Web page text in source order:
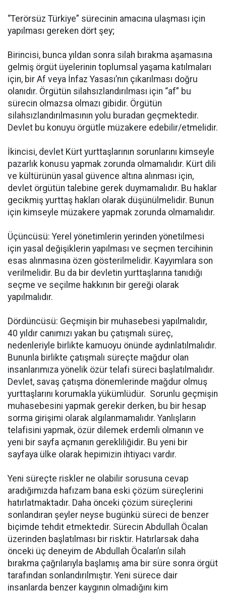
“Terörsüz Türkiye” sürecinin amacına ulaşması için
yapılması gereken dört şey;
Birincisi, bunca yıldan sonra silah bırakma aşamasına
gelmiş örgüt üyelerinin toplumsal yaşama katılmaları
için, bir Af veya İnfaz Yasası’nın çıkarılması doğru
olanıdır. Örgütün silahsızlandırılması için “af” bu
sürecin olmazsa olmazı gibidir. Örgütün
silahsızlandırılmasının yolu buradan geçmektedir.
Devlet bu konuyu örgütle müzakere edebilir/etmelidir.
İkincisi, devlet Kürt yurttaşlarının sorunlarını kimseyle
pazarlık konusu yapmak zorunda olmamalıdır. Kürt dili
ve kültürünün yasal güvence altına alınması için,
devlet örgütün talebine gerek duymamalıdır. Bu haklar
gecikmiş yurttaş hakları olarak düşünülmelidir. Bunun
için kimseyle müzakere yapmak zorunda olmamalıdır.
Üçüncüsü: Yerel yönetimlerin yerinden yönetilmesi
için yasal değişiklerin yapılması ve seçmen tercihinin
esas alınmasına özen gösterilmelidir. Kayyımlara son
verilmelidir. Bu da bir devletin yurttaşlarına tanıdığı
seçme ve seçilme hakkının bir gereği olarak
yapılmalıdır.
Dördüncüsü: Geçmişin bir muhasebesi yapılmalıdır,
40 yıldır canımızı yakan bu çatışmalı süreç,
nedenleriyle birlikte kamuoyu önünde aydınlatılmalıdır.
Bununla birlikte çatışmalı süreçte mağdur olan
insanlarımıza yönelik özür telafi süreci başlatılmalıdır.
Devlet, savaş çatışma dönemlerinde mağdur olmuş
yurttaşlarını korumakla yükümlüdür. Sorunlu geçmişin
muhasebesini yapmak gerekir derken, bu bir hesap
sorma girişimi olarak algılanmamalıdır. Yanlışların
telafisini yapmak, özür dilemek erdemli olmanın ve
yeni bir sayfa açmanın gerekliliğidir. Bu yeni bir
sayfaya ülke olarak hepimizin ihtiyacı vardır.
Yeni süreçte riskler ne olabilir sorusuna cevap
aradığımızda hafızam bana eski çözüm süreçlerini
hatırlatmaktadır. Daha önceki çözüm süreçlerini
sonlandıran şeyler neyse bugünkü süreci de benzer
biçimde tehdit etmektedir. Sürecin Abdullah Öcalan
üzerinden başlatılması bir risktir. Hatırlarsak daha
önceki üç deneyim de Abdullah Öcalan’ın silah
bırakma çağrılarıyla başlamış ama bir süre sonra örgüt
tarafından sonlandırılmıştır. Yeni sürece dair
insanlarda benzer kaygının olmadığını kim